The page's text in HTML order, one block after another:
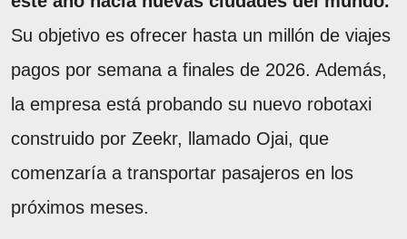
Su objetivo es ofrecer hasta un millón de viajes
pagos por semana a finales de 2026. Además,
la empresa está probando su nuevo robotaxi
construido por Zeekr, llamado Ojai, que
comenzaría a transportar pasajeros en los
próximos meses.